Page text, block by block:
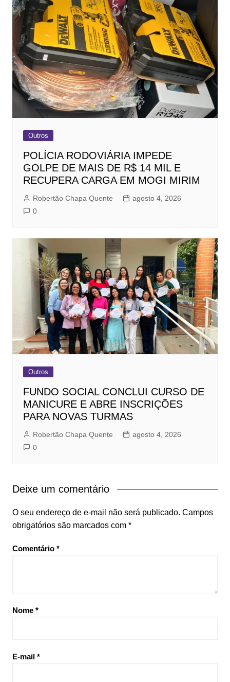
Outros
POLÍCIA RODOVIÁRIA IMPEDE
GOLPE DE MAIS DE R$ 14 MIL E
RECUPERA CARGA EM MOGI MIRIM
Robertão Chapa Quente
agosto 4, 2026
0
Outros
FUNDO SOCIAL CONCLUI CURSO DE
MANICURE E ABRE INSCRIÇÕES
PARA NOVAS TURMAS
Robertão Chapa Quente
agosto 4, 2026
0
Deixe um comentário
O seu endereço de e-mail não será publicado. Campos
obrigatórios são marcados com *
Comentário *
Nome *
E-mail *